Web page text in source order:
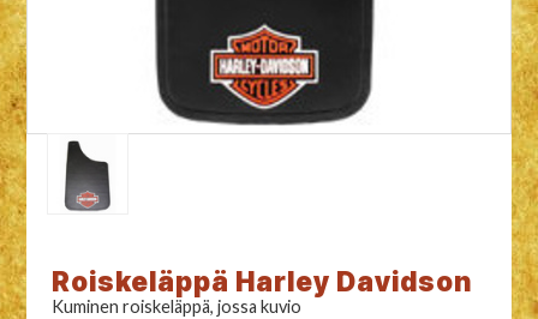
Roiskeläppä Harley Davidson
Kuminen roiskeläppä, jossa kuvio